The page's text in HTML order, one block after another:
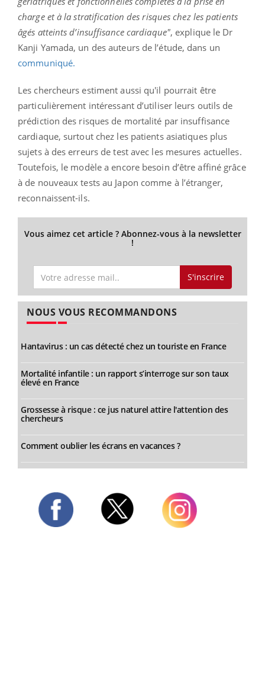
charge et à la stratification des risques chez les patients
âgés atteints d’insuffisance cardiaque", explique le Dr
Kanji Yamada, un des auteurs de l’étude, dans un
communiqué.
Les chercheurs estiment aussi qu'il pourrait être
particulièrement intéressant d’utiliser leurs outils de
prédiction des risques de mortalité par insuffisance
cardiaque, surtout chez les patients asiatiques plus
sujets à des erreurs de test avec les mesures actuelles.
Toutefois, le modèle a encore besoin d’être affiné grâce
à de nouveaux tests au Japon comme à l’étranger,
reconnaissent-ils.
Vous aimez cet article ? Abonnez-vous à la newsletter
!
S'inscrire
NOUS VOUS RECOMMANDONS
Hantavirus : un cas détecté chez un touriste en France
Mortalité infantile : un rapport s’interroge sur son taux
élevé en France
Grossesse à risque : ce jus naturel attire l'attention des
chercheurs
Comment oublier les écrans en vacances ?